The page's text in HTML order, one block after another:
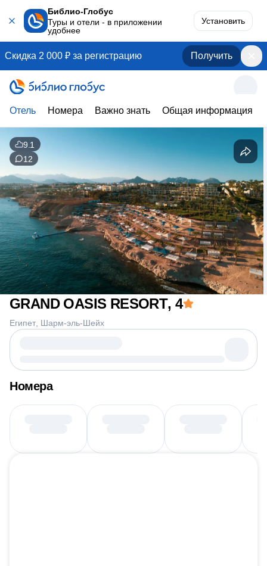
Библио-Глобус
Туры и отели - в приложении
удобнее
Установить
Скидка 2 000 ₽ за регистрацию Получить
Отель Номера Важно знать Общая информация
GRAND OASIS RESORT, 4
Египет Шарм-эль-Шейх
9.1
12
Номера